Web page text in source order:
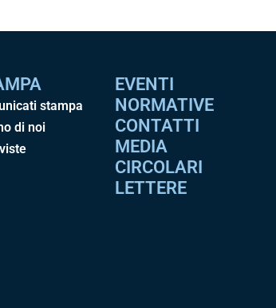
stampa
di noi
EVENTI
NORMATIVE
CONTATTI
MEDIA
CIRCOLARI
LETTERE